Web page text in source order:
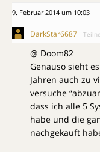
9. Februar 2014 um 10:03
DarkStar6687
@ Doom82
Genauso sieht
Jahren auch zu
versuche
dass ich alle 5
habe und die
nachgekauft